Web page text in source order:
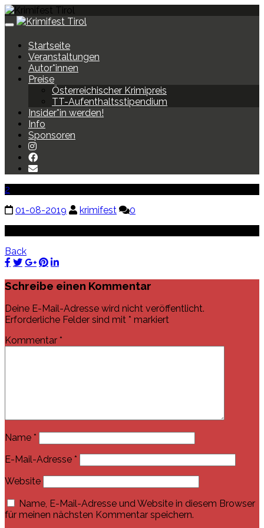
Toggle
Startseite
Veranstaltungen
Autor*innen
Preise
Österreichischer Krimipreis
TT-Aufenthaltsstipendium
Insider*in werden!
Info
Sponsoren
2
01-08-2019
krimifest 0
Back
Schreibe einen Kommentar
Deine E-Mail-Adresse wird nicht veröffentlicht.
Erforderliche Felder sind mit * markiert
Kommentar *
Name *
E-Mail-Adresse *
Website
Name, E-Mail-Adresse und Website in diesem Browser
für meinen nächsten Kommentar speichern.